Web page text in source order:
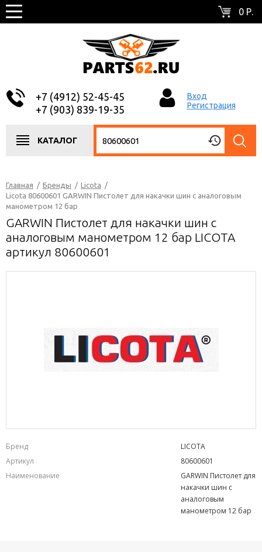
0 Р.
+7 (4912) 52-45-45
+7 (903) 839-19-35
Вход
Регистрация
КАТАЛОГ
Главная / Бренды / Licota /
Licota 80600601 GARWIN Пистолет для накачки шин с аналоговым
манометром 12 бар
GARWIN Пистолет для накачки шин с
аналоговым манометром 12 бар LICOTA
артикул 80600601
Бренд
LICOTA
Артикул
80600601
Наименование
GARWIN Пистолет для
накачки шин с
аналоговым
манометром 12 бар